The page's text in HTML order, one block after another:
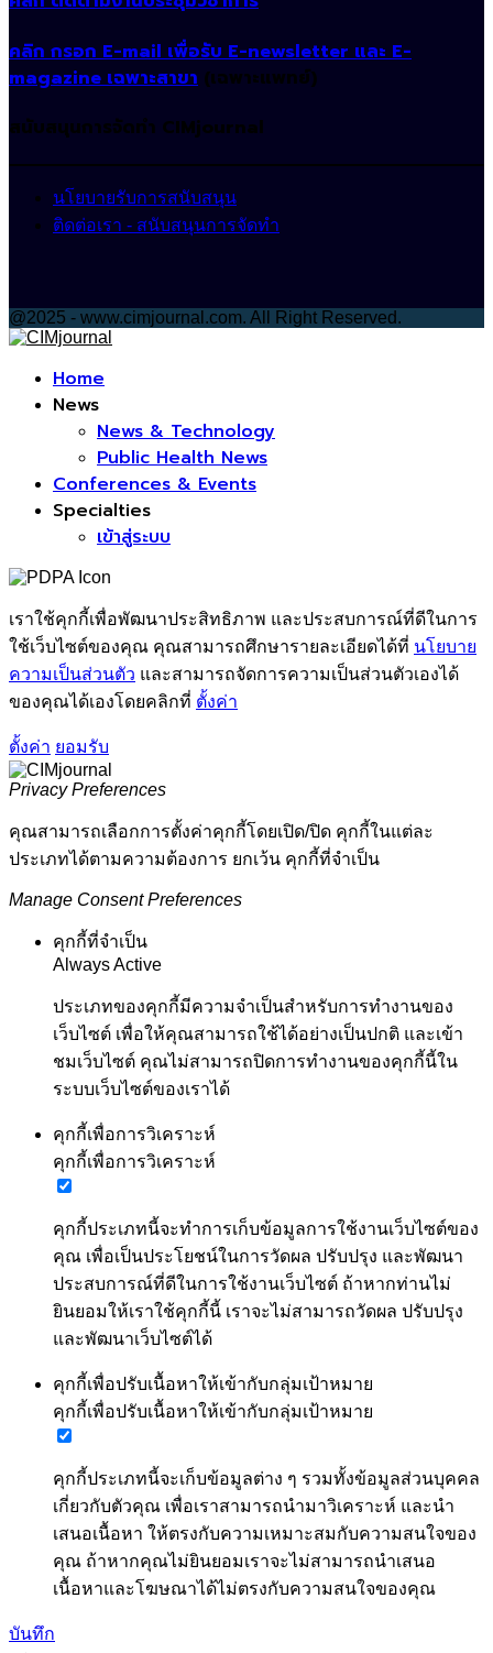
คลิก กรอก E-mail เพื่อรับ E-newsletter และ E-
magazine เฉพาะสาขา (เฉพาะแพทย์)
สนับสนุนการจัดทำ CIMjournal
นโยบายรับการสนับสนุน
ติดต่อเรา - สนับสนุนการจัดทำ
@2025 - www.cimjournal.com. All Right Reserved.
Home
News
News & Technology
Public Health News
Conferences & Events
Specialties
เข้าสู่ระบบ
เราใช้คุกกี้เพื่อพัฒนาประสิทธิภาพ และประสบการณ์ที่ดีในการ
ใช้เว็บไซต์ของคุณ คุณสามารถศึกษารายละเอียดได้ที่ นโยบาย
ความเป็นส่วนตัว และสามารถจัดการความเป็นส่วนตัวเองได้
ของคุณได้เองโดยคลิกที่ ตั้งค่า
ตั้งค่า ยอมรับ
Privacy Preferences
คุณสามารถเลือกการตั้งค่าคุกกี้โดยเปิด/ปิด คุกกี้ในแต่ละ
ประเภทได้ตามความต้องการ ยกเว้น คุกกี้ที่จำเป็น
Manage Consent Preferences
คุกกี้ที่จำเป็น
Always Active
ประเภทของคุกกี้มีความจำเป็นสำหรับการทำงานของ
เว็บไซต์ เพื่อให้คุณสามารถใช้ได้อย่างเป็นปกติ และเข้า
ชมเว็บไซต์ คุณไม่สามารถปิดการทำงานของคุกกี้นี้ใน
ระบบเว็บไซต์ของเราได้
คุกกี้เพื่อการวิเคราะห์
คุกกี้เพื่อการวิเคราะห์
คุกกี้ประเภทนี้จะทำการเก็บข้อมูลการใช้งานเว็บไซต์ของ
คุณ เพื่อเป็นประโยชน์ในการวัดผล ปรับปรุง และพัฒนา
ประสบการณ์ที่ดีในการใช้งานเว็บไซต์ ถ้าหากท่านไม่
ยินยอมให้เราใช้คุกกี้นี้ เราจะไม่สามารถวัดผล ปรับปรุง
และพัฒนาเว็บไซต์ได้
คุกกี้เพื่อปรับเนื้อหาให้เข้ากับกลุ่มเป้าหมาย
คุกกี้เพื่อปรับเนื้อหาให้เข้ากับกลุ่มเป้าหมาย
คุกกี้ประเภทนี้จะเก็บข้อมูลต่าง ๆ รวมทั้งข้อมูลส่วนบุคคล
เกี่ยวกับตัวคุณ เพื่อเราสามารถนำมาวิเคราะห์ และนำ
เสนอเนื้อหา ให้ตรงกับความเหมาะสมกับความสนใจของ
คุณ ถ้าหากคุณไม่ยินยอมเราจะไม่สามารถนำเสนอ
เนื้อหาและโฆษณาได้ไม่ตรงกับความสนใจของคุณ
บันทึก